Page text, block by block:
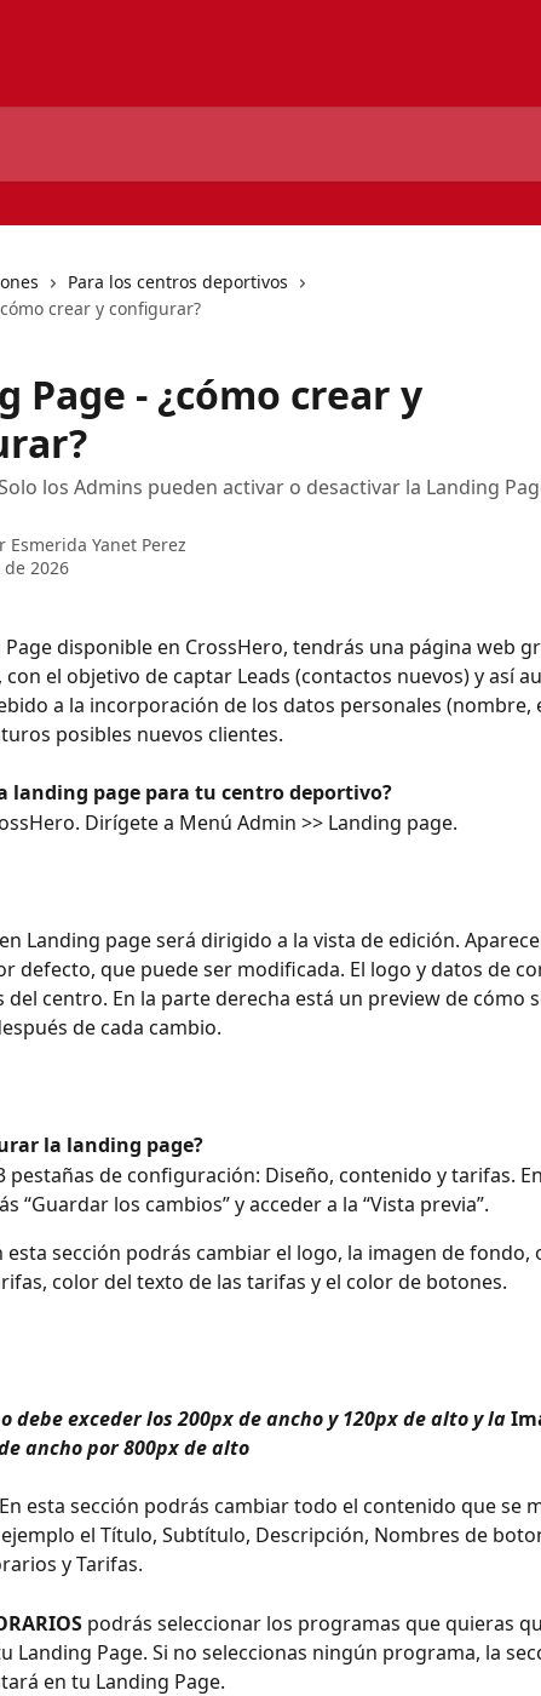
Para los centros deportivos
crear y configurar?
Page - ¿cómo crear y
los Admins pueden activar o desactivar la Landing
Esmerida Yanet Perez
2026
Page disponible en CrossHero, tendrás una página web
el objetivo de captar Leads (contactos nuevos) y así
a la incorporación de los datos personales (nombre,
posibles nuevos clientes.
landing page para tu centro deportivo?
Dirígete a Menú Admin >> Landing page.
Landing page será dirigido a la vista de edición.
defecto, que puede ser modificada. El logo y datos de
centro. En la parte derecha está un preview de cómo
de cada cambio.
la landing page?
pestañas de configuración: Diseño, contenido y tarifas.
“Guardar los cambios” y acceder a la “Vista previa”.
esta sección podrás cambiar el logo, la imagen de fondo,
color del texto de las tarifas y el color de botones.
debe exceder los 200px de ancho y 120px de alto y la
ancho por 800px de alto
En esta sección podrás cambiar todo el contenido que se
el Título, Subtítulo, Descripción, Nombres de
y Tarifas.
podrás seleccionar los programas que quieras
Landing Page. Si no seleccionas ningún programa, la
en tu Landing Page.